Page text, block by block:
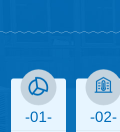
-01- -02-